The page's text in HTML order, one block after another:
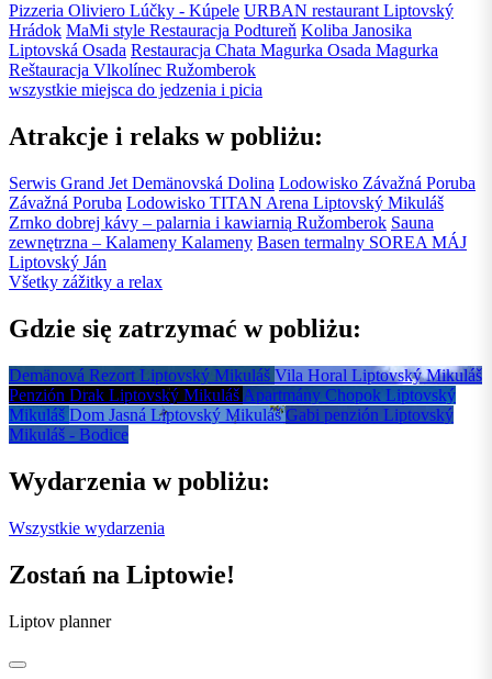
Pizzeria Oliviero Lúčky - Kúpele URBAN restaurant Liptovský
Hrádok MaMi style Restauracja Podtureň Koliba Janosika
Liptovská Osada Restauracja Chata Magurka Osada Magurka
Reštauracja Vlkolínec Ružomberok
wszystkie miejsca do jedzenia i picia
Atrakcje i relaks w pobliżu:
Serwis Grand Jet Demänovská Dolina Lodowisko Závažná Poruba
Závažná Poruba Lodowisko TITAN Arena Liptovský Mikuláš
Zrnko dobrej kávy – palarnia i kawiarnią Ružomberok Sauna
zewnętrzna – Kalameny Kalameny Basen termalny SOREA MÁJ
Liptovský Ján
Všetky zážitky a relax
Gdzie się zatrzymać w pobliżu:
Demänová Rezort Liptovský Mikuláš Vila Horal Liptovský Mikuláš
Penzión Drak Liptovský Mikuláš Apartmány Chopok Liptovský
Mikuláš Dom Jasná Liptovský MikulášGabi penzión Liptovský
Mikuláš - Bodice
Wydarzenia w pobliżu:
Wszystkie wydarzenia
Zostań na Liptowie!
Liptov planner